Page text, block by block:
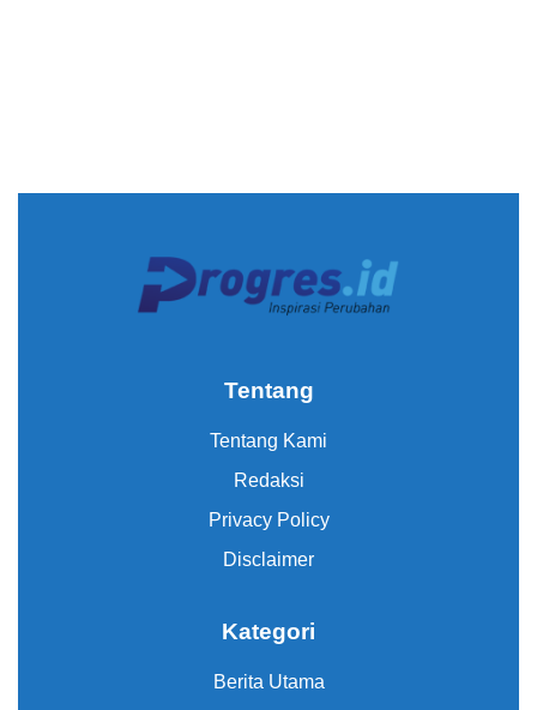
Tentang
Tentang Kami
Redaksi
Privacy Policy
Disclaimer
Kategori
Berita Utama